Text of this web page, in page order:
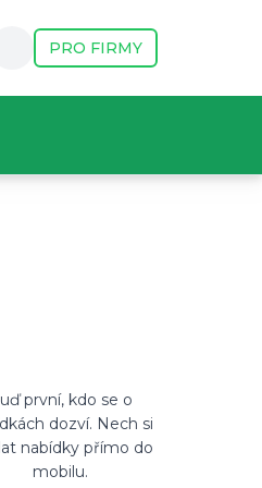
PRO FIRMY
Ochotu pracovat na
první, kdo se o
dozví. Nech si
nabídky přímo do
mobilu.